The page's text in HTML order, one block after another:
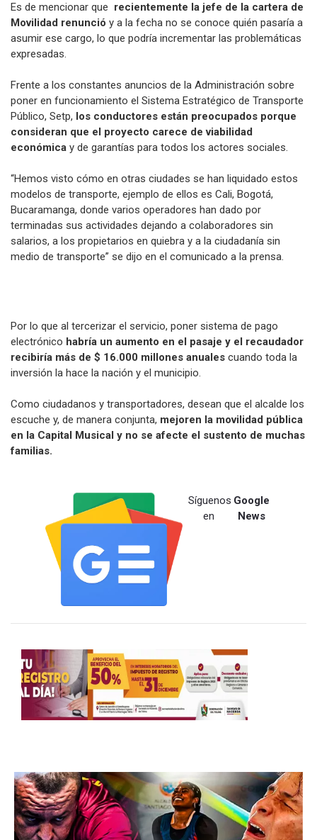
Es de mencionar que recientemente la jefe de la cartera de
Movilidad renunció y a la fecha no se conoce quién pasaría a
asumir ese cargo, lo que podría incrementar las problemáticas
expresadas.
Frente a los constantes anuncios de la Administración sobre
poner en funcionamiento el Sistema Estratégico de Transporte
Público, Setp, los conductores están preocupados porque
consideran que el proyecto carece de viabilidad
económica y de garantías para todos los actores sociales.
“Hemos visto cómo en otras ciudades se han liquidado estos
modelos de transporte, ejemplo de ellos es Cali, Bogotá,
Bucaramanga, donde varios operadores han dado por
terminadas sus actividades dejando a colaboradores sin
salarios, a los propietarios en quiebra y a la ciudadanía sin
medio de transporte” se dijo en el comunicado a la prensa.
Por lo que al tercerizar el servicio, poner sistema de pago
electrónico habría un aumento en el pasaje y el recaudador
recibiría más de $ 16.000 millones anuales cuando toda la
inversión la hace la nación y el municipio.
Como ciudadanos y transportadores, desean que el alcalde los
escuche y, de manera conjunta, mejoren la movilidad pública
en la Capital Musical y no se afecte el sustento de muchas
familias.
Síguenos
en
Google
News